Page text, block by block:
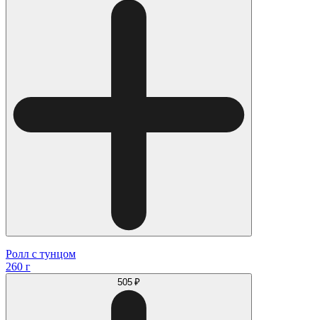
Ролл с тунцом
260 г
505 ₽